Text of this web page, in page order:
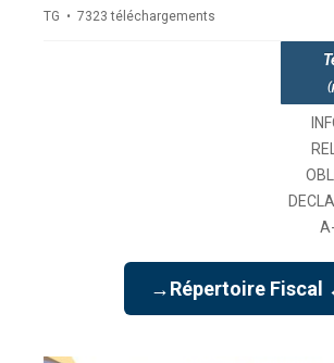
TG
7323 téléchargements
(
→Répertoire Fiscal